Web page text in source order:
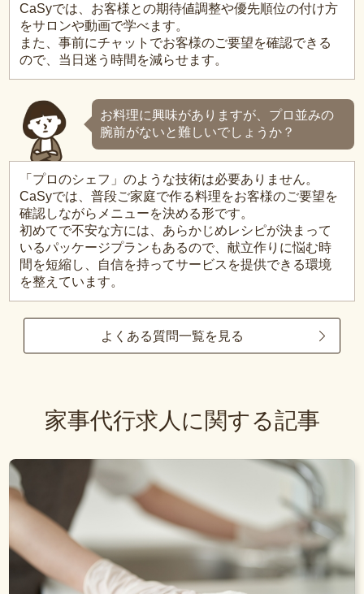
CaSyでは、お客様との期待値調整や優先順位の付け方
をサロンや動画で学べます。
また、事前にチャットでお客様のご要望を確認できる
ので、当日迷う時間を減らせます。
お料理に興味がありますが、プロ並みの
腕前がないと難しいでしょうか？
「プロのシェフ」のような技術は必要ありません。
CaSyでは、普段ご家庭で作る料理をお客様のご要望を
確認しながらメニューを決める形です。
初めてで不安な方には、あらかじめレシピが決まって
いるパッケージプランもあるので、献立作りに悩む時
間を短縮し、自信を持ってサービスを提供できる環境
を整えています。
よくある質問一覧を見る
家事代行求人に関する記事